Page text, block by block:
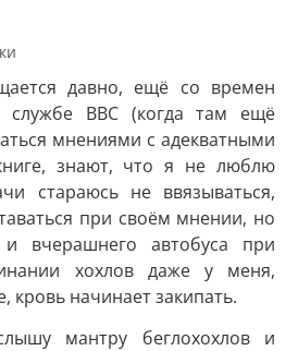
давно, ещё со времен
службе ВВС (когда там ещё
мнениями с адекватными
знают, что я не люблю
стараюсь не ввязываться,
при своём мнении, но
и вчерашнего автобуса при
хохлов даже у меня,
кровь начинает закипать.
мантру беглохохлов и